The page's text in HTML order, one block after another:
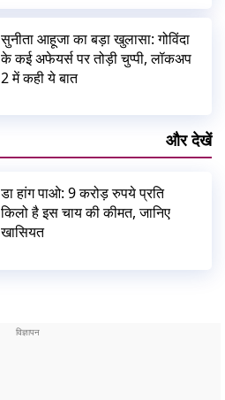
सुनीता आहूजा का बड़ा खुलासा: गोविंदा
के कई अफेयर्स पर तोड़ी चुप्पी, लॉकअप
2 में कही ये बात
और देखें
डा हांग पाओ: 9 करोड़ रुपये प्रति
किलो है इस चाय की कीमत, जानिए
खासियत